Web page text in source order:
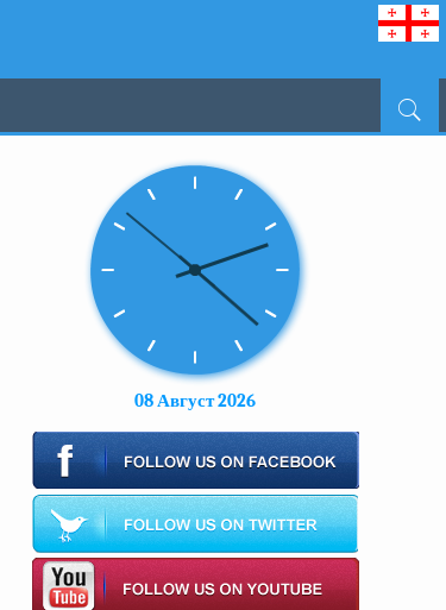
08 Август 2026